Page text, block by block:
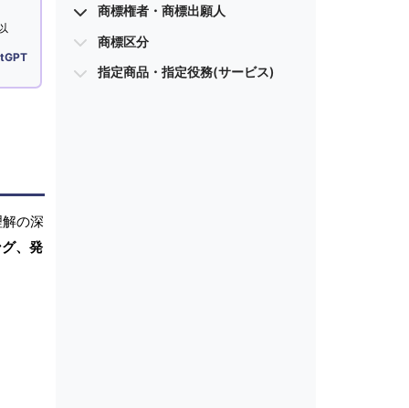
の深
、発
商標権者・商標出願人
商標区分
指定商品・指定役務(サービス)